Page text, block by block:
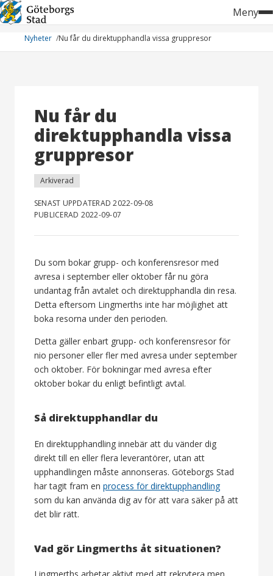
Hoppa
till
innehåll
Meny
Nyheter Nu får du direktupphandla vissa gruppresor
Nu får du
direktupphandla vissa
gruppresor
Arkiverad
SENAST UPPDATERAD 2022-09-08
PUBLICERAD 2022-09-07
Du som bokar grupp- och konferensresor med
avresa i september eller oktober får nu göra
undantag från avtalet och direktupphandla din resa.
Detta eftersom Lingmerths inte har möjlighet att
boka resorna under den perioden.
Detta gäller enbart grupp- och konferensresor för
nio personer eller fler med avresa under september
och oktober. För bokningar med avresa efter
oktober bokar du enligt befintligt avtal.
Så direktupphandlar du
En direktupphandling innebär att du vänder dig
direkt till en eller flera leverantörer, utan att
upphandlingen måste annonseras. Göteborgs Stad
har tagit fram en process för direktupphandling
som du kan använda dig av för att vara säker på att
det blir rätt.
Vad gör Lingmerths åt situationen?